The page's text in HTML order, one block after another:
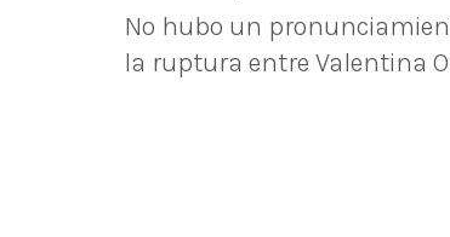
No hubo un
la ruptura entre Valentina